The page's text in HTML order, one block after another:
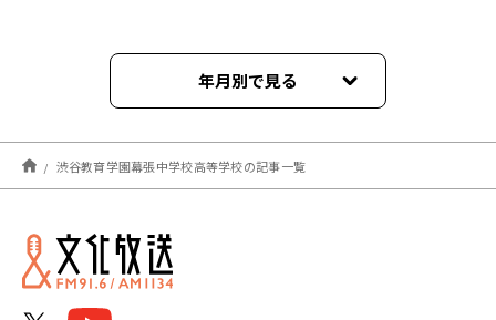
年月別で見る
2023年12月
渋谷教育学園幕張中学校高等学校の記事一覧